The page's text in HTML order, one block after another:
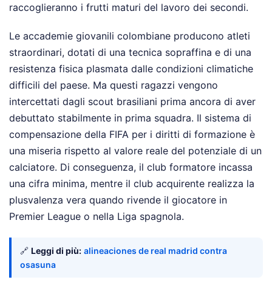
raccoglieranno i frutti maturi del lavoro dei secondi.
Le accademie giovanili colombiane producono atleti
straordinari, dotati di una tecnica sopraffina e di una
resistenza fisica plasmata dalle condizioni climatiche
difficili del paese. Ma questi ragazzi vengono
intercettati dagli scout brasiliani prima ancora di aver
debuttato stabilmente in prima squadra. Il sistema di
compensazione della FIFA per i diritti di formazione è
una miseria rispetto al valore reale del potenziale di un
calciatore. Di conseguenza, il club formatore incassa
una cifra minima, mentre il club acquirente realizza la
plusvalenza vera quando rivende il giocatore in
Premier League o nella Liga spagnola.
🔗 Leggi di più: alineaciones de real madrid contra
osasuna